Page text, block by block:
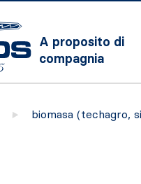
A proposito di
compagnia
biomasa (techagro,